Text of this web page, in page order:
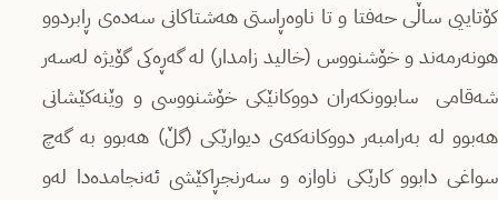
کۆتاییی ساڵی حەفتا و تا ناوەڕاستی هەشتاکانی سەدەی ڕابردوو
هونەرمەند و خۆشنووس (خالید زامدار) لە گەڕەکی گۆیژە لەسەر
شەقامی سابوونکەران دووکانێکی خۆشنووسی و وێنەکێشانی
هەبوو لە بەرامبەر دووکانەکەی دیوارێکی (گڵ) هەبوو بە گەچ
سواغی دابوو کارێکی ناوازە و سەرنجڕاکێشی ئەنجامدەدا لەو